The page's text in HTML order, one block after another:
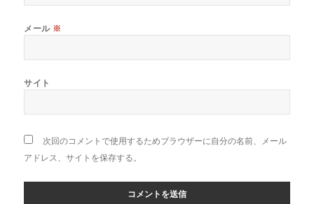
メール ※
サイト
次回のコメントで使用するためブラウザーに自分の名前、メール
アドレス、サイトを保存する。